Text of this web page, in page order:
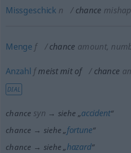
Missgeschick n chance mishap
Menge f chance amount,
Anzahl fmeistmit of chance
DIAL
chance syn → siehe „accident“
chance → siehe „fortune“
chance → siehe „hazard“